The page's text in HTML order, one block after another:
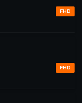
FHD
FHD